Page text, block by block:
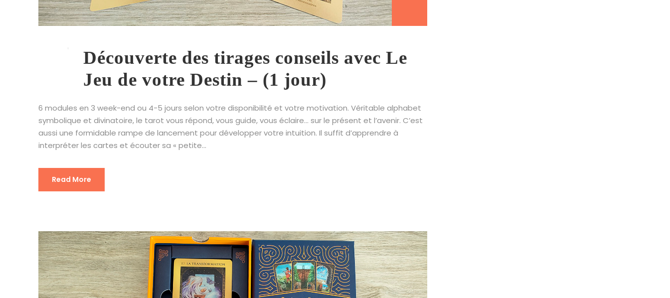
Découverte des tirages conseils avec Le
Jeu de votre Destin – (1 jour)
6 modules en 3 week-end ou 4-5 jours selon votre disponibilité et votre motivation. Véritable alphabet
symbolique et divinatoire, le tarot vous répond, vous guide, vous éclaire… sur le présent et l’avenir. C’est
aussi une formidable rampe de lancement pour développer votre intuition. Il suffit d’apprendre à
interpréter les cartes et écouter sa « petite...
Read More